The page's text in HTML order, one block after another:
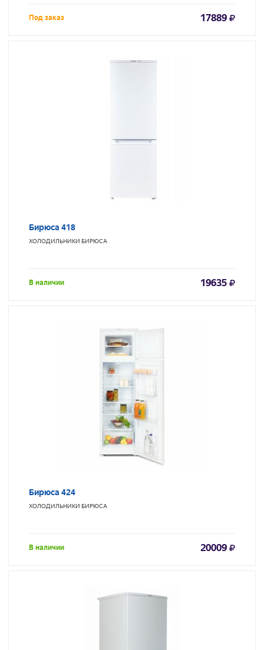
Под заказ 17889
Бирюса 418
ХОЛОДИЛЬНИКИ БИРЮСА
В наличии 19635
Бирюса 424
ХОЛОДИЛЬНИКИ БИРЮСА
В наличии 20009